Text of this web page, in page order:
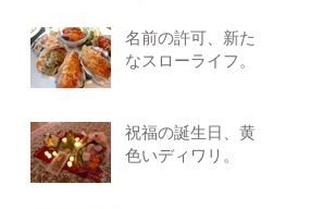
名前の許可、新た
なスローライフ。
祝福の誕生日、黄
色いディワリ。